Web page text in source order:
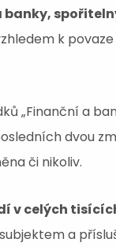
banky,
k
„Finanční a
dvou
či nikoliv.
v celých
a